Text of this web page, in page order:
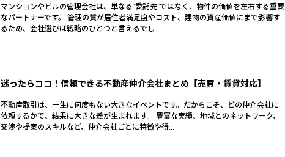
マンションやビルの管理会社は、単なる“委託先”ではなく、物件の価値を左右する重要
なパートナーです。 管理の質が居住者満足度やコスト、建物の資産価値にまで影響す
るため、会社選びは戦略のひとつと言えるでし...
迷ったらココ！信頼できる不動産仲介会社まとめ【売買・賃貸対応】
不動産取引は、一生に何度もない大きなイベントです。だからこそ、どの仲介会社に
依頼するかで、結果に大きな差が生まれます。 豊富な実績、地域とのネットワーク、
交渉や提案のスキルなど、仲介会社ごとに特徴や得...